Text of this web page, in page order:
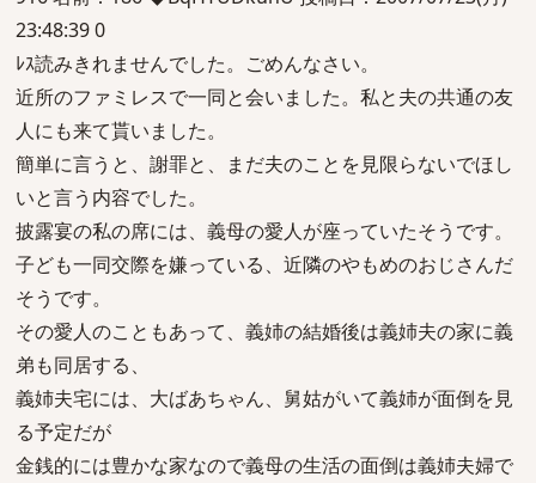
23:48:39 0
ﾚｽ読みきれませんでした。ごめんなさい。
近所のファミレスで一同と会いました。私と夫の共通の友
人にも来て貰いました。
簡単に言うと、謝罪と、まだ夫のことを見限らないでほし
いと言う内容でした。
披露宴の私の席には、義母の愛人が座っていたそうです。
子ども一同交際を嫌っている、近隣のやもめのおじさんだ
そうです。
その愛人のこともあって、義姉の結婚後は義姉夫の家に義
弟も同居する、
義姉夫宅には、大ばあちゃん、舅姑がいて義姉が面倒を見
る予定だが
金銭的には豊かな家なので義母の生活の面倒は義姉夫婦で